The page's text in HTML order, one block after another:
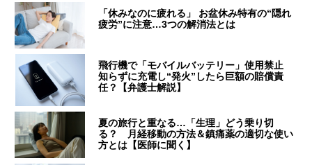
「休みなのに疲れる」 お盆休み特有の“隠れ
疲労”に注意…3つの解消法とは
飛行機で「モバイルバッテリー」使用禁止
知らずに充電し“発火”したら巨額の賠償責
任？【弁護士解説】
夏の旅行と重なる…「生理」どう乗り切
る？ 月経移動の方法＆鎮痛薬の適切な使い
方とは【医師に聞く】